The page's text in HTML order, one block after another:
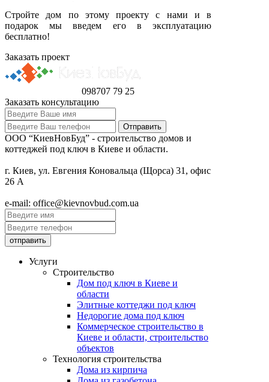
Стройте дом по этому проекту с нами и в
подарок мы введем его в эксплуатацию
бесплатно!
Заказать проект
098707 79 25
Заказать консультацию
ООО “КиевНовБуд” - строительство домов и
коттеджей под ключ в Киеве и области.
г. Киев, ул. Евгения Коновальца (Щорса) 31, офис
26 А
e-mail: office@kievnovbud.com.ua
Услуги
Строительство
Дом под ключ в Киеве и
области
Элитные коттеджи под ключ
Недорогие дома под ключ
Коммерческое строительство в
Киеве и области, строительство
объектов
Технология строительства
Дома из кирпича